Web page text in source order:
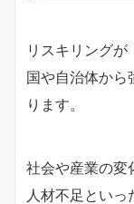
リスキリングが
国や自治体から
ります。
社会や産業の変
人材不足といっ